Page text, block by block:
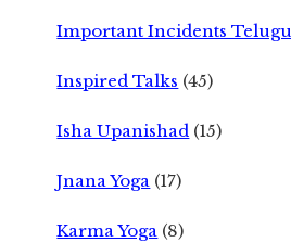
Important Incidents Telugu
Inspired Talks (45)
Isha Upanishad (15)
Jnana Yoga (17)
Karma Yoga (8)